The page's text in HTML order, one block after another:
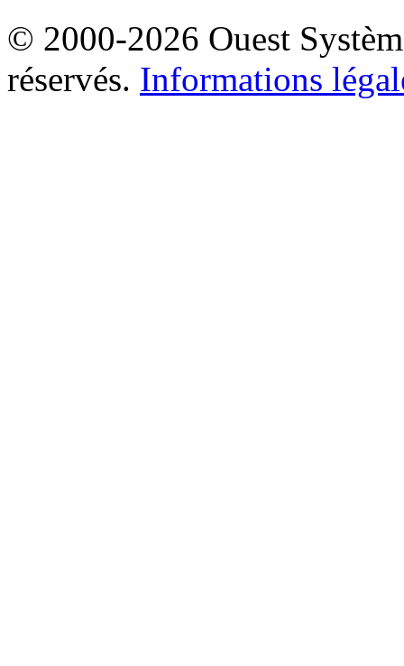
© 2000-2026 Ouest
réservés. Informations